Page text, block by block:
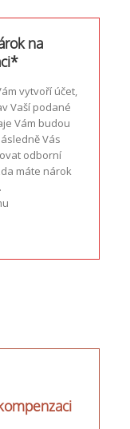
na
vytvoří účet,
Vaší podané
Vám budou
Vás
odborní
máte nárok